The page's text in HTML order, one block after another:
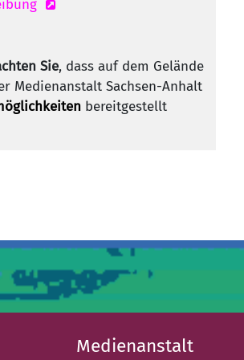
Sie, dass auf dem Gelände
Medienanstalt Sachsen-Anhalt
bereitgestellt
Medienanstalt